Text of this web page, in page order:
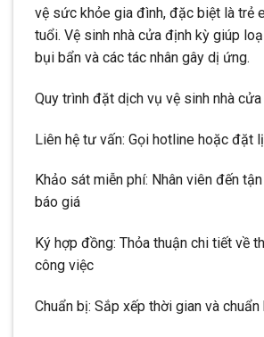
vệ sức khỏe gia đình, đặc biệt là trẻ
tuổi. Vệ sinh nhà cửa định kỳ giúp
bụi bẩn và các tác nhân gây dị ứng.
Quy trình đặt dịch vụ vệ sinh nhà
Liên hệ tư vấn: Gọi hotline hoặc đặt
Khảo sát miễn phí: Nhân viên đến
báo giá
Ký hợp đồng: Thỏa thuận chi tiết về
công việc
Chuẩn bị: Sắp xếp thời gian và